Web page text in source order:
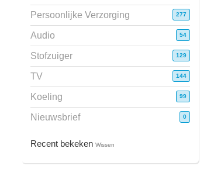
Persoonlijke Verzorging 277
Audio 54
Stofzuiger 129
TV 144
Koeling 99
Nieuwsbrief 0
Recent bekeken Wissen